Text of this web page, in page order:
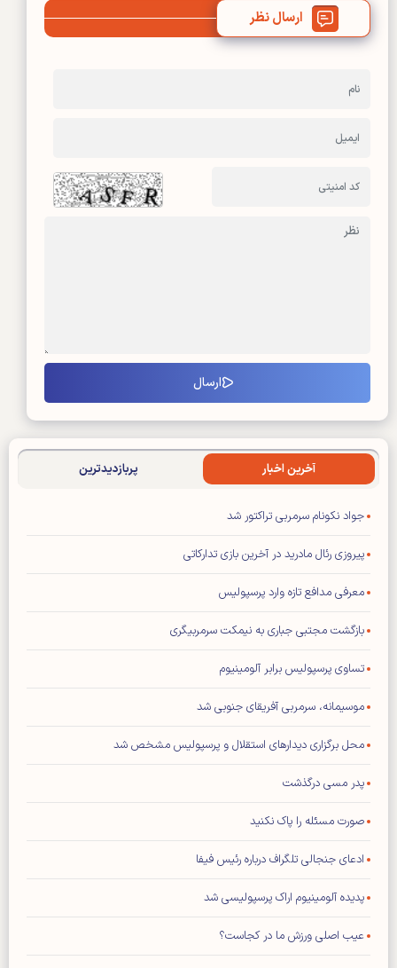
ارسال نظر
آخرین اخبار پربازدیدترین
جواد نکونام سرمربی تراکتور شد
پیروزی رئال مادرید در آخرین بازی تدارکاتی
معرفی مدافع تازه وارد پرسپولیس
بازگشت مجتبی جباری به نیمکت سرمربیگری
تساوی پرسپولیس برابر آلومینیوم
موسیمانه، سرمربی آفریقای جنوبی شد
محل برگزاری دیدار‌های استقلال و پرسپولیس مشخص شد
پدر مسی درگذشت
صورت مسئله را پاک نکنید
ادعای جنجالی تلگراف درباره رئیس فیفا
پدیده آلومینیوم اراک پرسپولیسی شد
عیب اصلی ورزش ما در کجاست؟